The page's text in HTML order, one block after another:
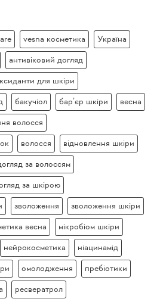
vesna косметика Україна
антивіковий догляд
для шкіри
бакучіол бар’єр шкіри весна
волосся
волосся відновлення шкіри
за волоссям
за шкірою
зволоження зволоження шкіри
весна мікробіом шкіри
нейрокосметика ніацинамід
омолодження пребіотики
ресвератрол